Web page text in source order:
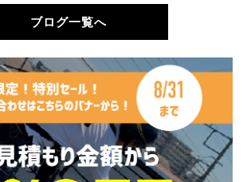
ブログ一覧へ